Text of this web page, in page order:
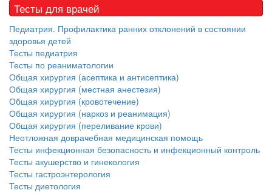
Тесты для врачей
Педиатрия. Профилактика ранних отклонений в состоянии
здоровья детей
Тесты педиатрия
Тесты по реаниматологии
Общая хирургия (асептика и антисептика)
Общая хирургия (местная анестезия)
Общая хирургия (кровотечение)
Общая хирургия (наркоз и реанимация)
Общая хирургия (переливание крови)
Неотложная доврачебная медицинская помощь
Тесты инфекционная безопасность и инфекционный контроль
Тесты акушерство и гинекология
Тесты гастроэнтерология
Тесты диетология